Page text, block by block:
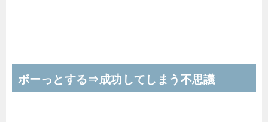
ボーっとする⇒成功してしまう不思議